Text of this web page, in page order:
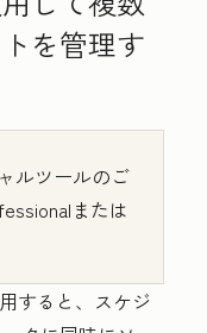
を管理す
ルツールのご
または
すると、スケジ